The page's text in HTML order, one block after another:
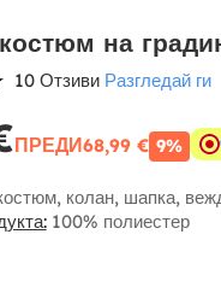
на
10 Отзиви Разгледай ги
ПРЕДИ68,99 € 9%
колан, шапка,
100% полиестер